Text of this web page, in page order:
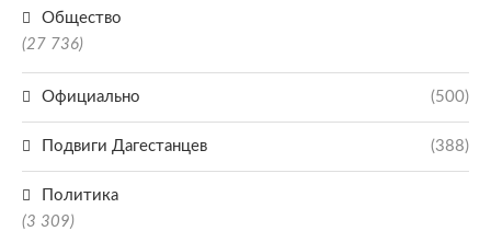
Общество
(27 736)
Официально (500)
Подвиги Дагестанцев (388)
Политика
(3 309)